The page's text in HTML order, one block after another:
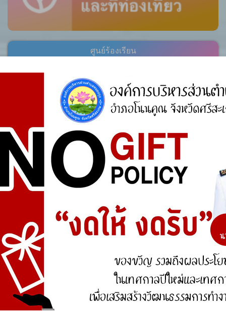
ศูนย์ร้องเรียน
สำนักงานคณะกรรมการป้องกันและปราบปรามการ
ทุจริตแห่งชาติ (ป.ป.ช.)
สำนักงานคณะกรรมการป้องกันและปราบปรามการ
ทุจริตในภาครัฐ
การจัดการความรู้ (KM)
องค์ความรู้ที่สนับสนุน วิสัยทัศน์ พันธกิจ ยุทธศาสตร์
ขององค์กร
องค์ความรู้จากประสบการณ์ที่องค์กรได้สั่งสมมา
องค์ความรู้ที่ใช้แก้ไขปัญหาที่องค์กรประสบอยู่ใน
องค์ความรู้อื่นๆ ที่เกี่ยวข้องกับการพัฒนาองค์กร
สำรวจความพึงพอใจ
ประชาชนในเขตพื้นที่ตำบลหนองกุง มีความพึงพอใจ
ของต่อการดำเนินงานตามโครงการก่อสร้าง ประเภท